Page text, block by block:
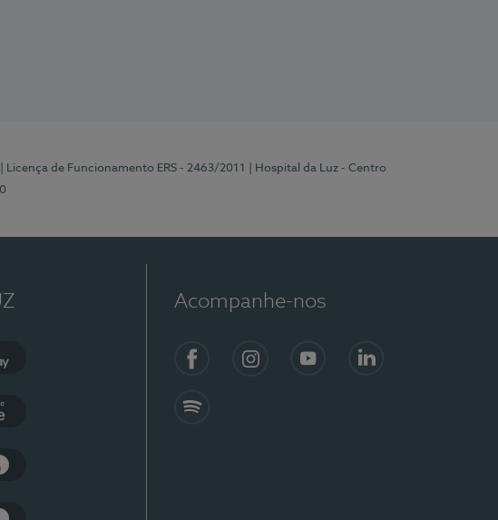
| Licença de Funcionamento ERS - 2463/2011
| Hospital da Luz - Centro
Acompanhe-nos